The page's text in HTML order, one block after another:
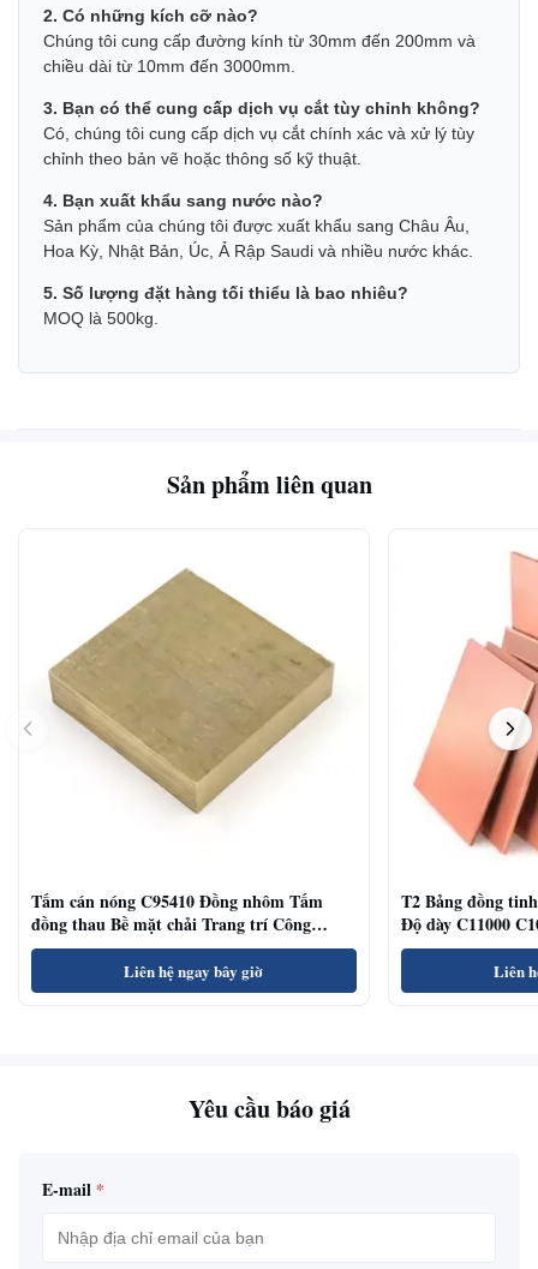
2. Có những kích cỡ nào?
Chúng tôi cung cấp đường kính từ 30mm đến 200mm và
chiều dài từ 10mm đến 3000mm.
3. Bạn có thể cung cấp dịch vụ cắt tùy chỉnh không?
Có, chúng tôi cung cấp dịch vụ cắt chính xác và xử lý tùy
chỉnh theo bản vẽ hoặc thông số kỹ thuật.
4. Bạn xuất khẩu sang nước nào?
Sản phẩm của chúng tôi được xuất khẩu sang Châu Âu,
Hoa Kỳ, Nhật Bản, Úc, Ả Rập Saudi và nhiều nước khác.
5. Số lượng đặt hàng tối thiểu là bao nhiêu?
MOQ là 500kg.
Sản phẩm liên quan
Tấm cán nóng C95410 Đồng nhôm Tấm
đồng thau Bề mặt chải Trang trí Công
nghiệp
Liên hệ ngay bây giờ
T2 Bảng đồng
Độ dày C11000
Liên
Yêu cầu báo giá
E-mail *